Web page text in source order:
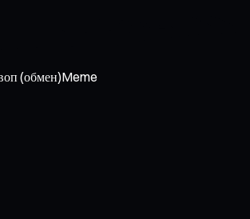
(обмен)Meme